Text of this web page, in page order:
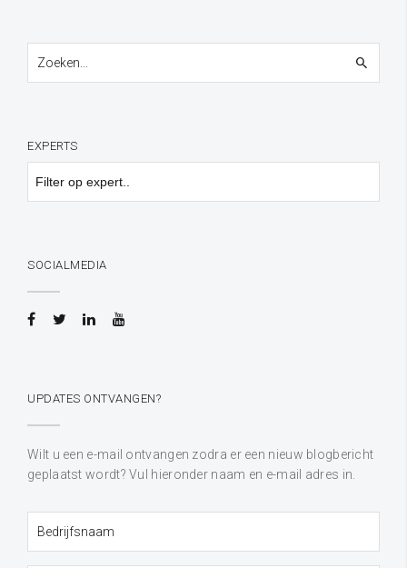
EXPERTS
SOCIALMEDIA
UPDATES ONTVANGEN?
Wilt u een e-mail ontvangen zodra er een nieuw blogbericht
geplaatst wordt? Vul hieronder naam en e-mail adres in.